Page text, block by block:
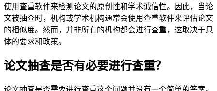
使用查重软件来检测论文的原创性和学术诚信性。因此，当论
文被抽查时，机构或学术机构通常会使用查重软件来评估论文
的相似度。然而，并非所有的机构都会进行查重，这取决于具
体的要求和政策。
论文抽查是否有必要进行查重？